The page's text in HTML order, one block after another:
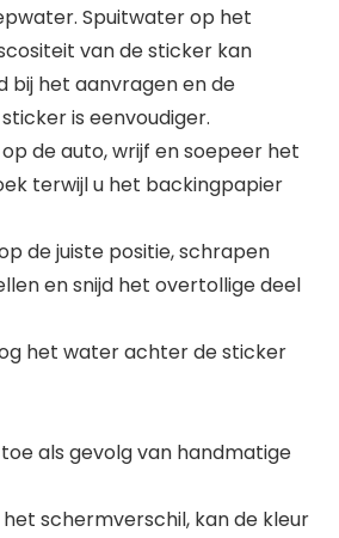
Spuitwater op het
van de sticker kan
bij het aanvragen en de
is eenvoudiger.
de auto, wrijf en soepeer het
terwijl u het backingpapier
de juiste positie, schrapen
en snijd het overtollige deel
het water achter de sticker
als gevolg van handmatige
schermverschil, kan de kleur